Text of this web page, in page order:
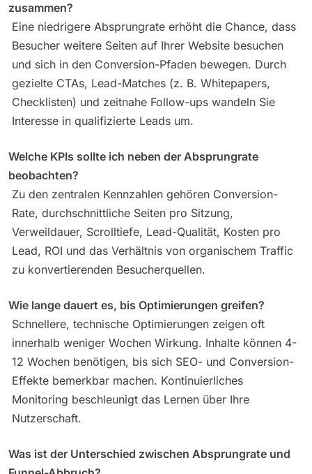
zusammen?
Eine niedrigere Absprungrate erhöht die Chance, dass
Besucher weitere Seiten auf Ihrer Website besuchen
und sich in den Conversion-Pfaden bewegen. Durch
gezielte CTAs, Lead-Matches (z. B. Whitepapers,
Checklisten) und zeitnahe Follow-ups wandeln Sie
Interesse in qualifizierte Leads um.
Welche KPIs sollte ich neben der Absprungrate
beobachten?
Zu den zentralen Kennzahlen gehören Conversion-
Rate, durchschnittliche Seiten pro Sitzung,
Verweildauer, Scrolltiefe, Lead-Qualität, Kosten pro
Lead, ROI und das Verhältnis von organischem Traffic
zu konvertierenden Besucherquellen.
Wie lange dauert es, bis Optimierungen greifen?
Schnellere, technische Optimierungen zeigen oft
innerhalb weniger Wochen Wirkung. Inhalte können 4-
12 Wochen benötigen, bis sich SEO- und Conversion-
Effekte bemerkbar machen. Kontinuierliches
Monitoring beschleunigt das Lernen über Ihre
Nutzerschaft.
Was ist der Unterschied zwischen Absprungrate und